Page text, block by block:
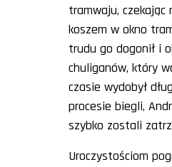
tramwaju, czekając
koszem w okno
trudu go dogonił i
chuliganów, który
czasie wydobył
procesie biegli,
szybko zostali
Uroczystościom